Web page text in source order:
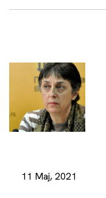
11 Maj, 2021